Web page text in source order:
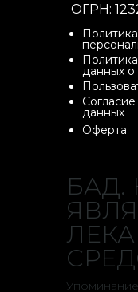
данных
данных
Оферта
ОГРН:
БАД.